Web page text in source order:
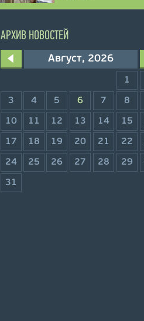
АРХИВ НОВОСТЕЙ
Август, 2026
1
3 4 5 6 7 8
10 11 12 13 14 15
17 18 19 20 21 22
24 25 26 27 28 29
31